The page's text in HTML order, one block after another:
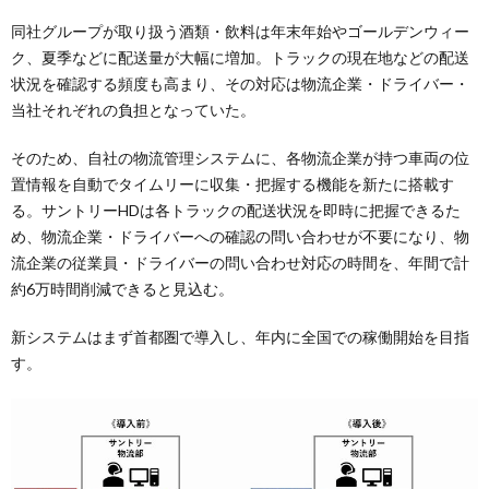
同社グループが取り扱う酒類・飲料は年末年始やゴールデンウィー
ク、夏季などに配送量が大幅に増加。トラックの現在地などの配送
状況を確認する頻度も高まり、その対応は物流企業・ドライバー・
当社それぞれの負担となっていた。
そのため、自社の物流管理システムに、各物流企業が持つ車両の位
置情報を自動でタイムリーに収集・把握する機能を新たに搭載す
る。サントリーHDは各トラックの配送状況を即時に把握できるた
め、物流企業・ドライバーへの確認の問い合わせが不要になり、物
流企業の従業員・ドライバーの問い合わせ対応の時間を、年間で計
約6万時間削減できると見込む。
新システムはまず首都圏で導入し、年内に全国での稼働開始を目指
す。